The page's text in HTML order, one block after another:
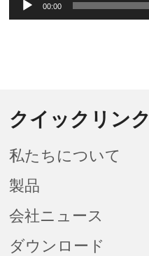
00:00
クイックリンク
私たちについて
製品
会社ニュース
ダウンロード